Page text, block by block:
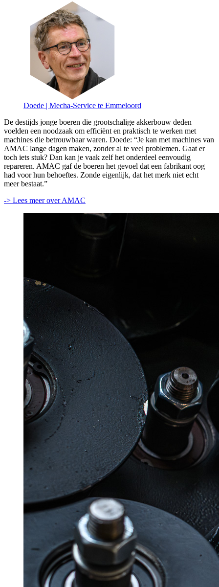
Doede | Mecha-Service te Emmeloord
De destijds jonge boeren die grootschalige akkerbouw deden
voelden een noodzaak om efficiënt en praktisch te werken met
machines die betrouwbaar waren. Doede: “Je kan met machines van
AMAC lange dagen maken, zonder al te veel problemen. Gaat er
toch iets stuk? Dan kan je vaak zelf het onderdeel eenvoudig
repareren. AMAC gaf de boeren het gevoel dat een fabrikant oog
had voor hun behoeftes. Zonde eigenlijk, dat het merk niet echt
meer bestaat.”
-> Lees meer over AMAC